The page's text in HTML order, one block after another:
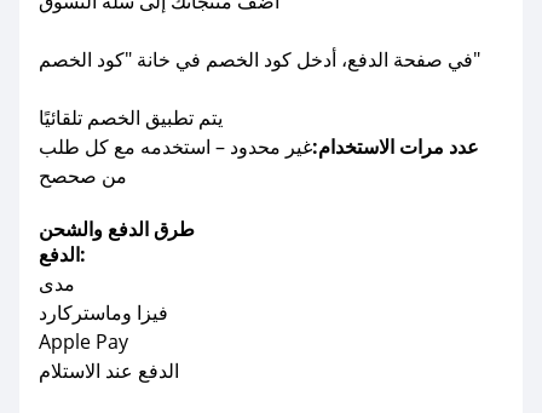
في صفحة الدفع، أدخل كود الخصم في خانة "كود الخصم"
يتم تطبيق الخصم تلقائيًا
عدد مرات الاستخدام:غير محدود – استخدمه مع كل طلب
من صحصح
طرق الدفع والشحن
الدفع:
مدى
فيزا وماستركارد
Apple Pay
الدفع عند الاستلام